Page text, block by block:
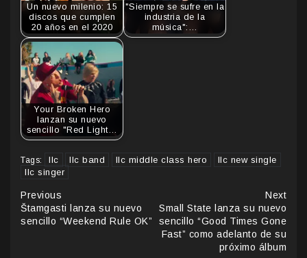
Un nuevo milenio: 15
discos que cumplen
20 años en el 2020
"Siempre se sufre en la
industria de la
música":…
Your Broken Hero
lanzan su nuevo
sencillo "Red Light…
Tags: llc llc band llc middle class hero
llc new single
llc singer
Continue
Reading
Previous
Štamgasti lanza su nuevo
sencillo “Weekend Rule OK”
Next
Small State lanza su nuevo
sencillo “Good Times Gone
Fast” como adelanto de su
próximo álbum